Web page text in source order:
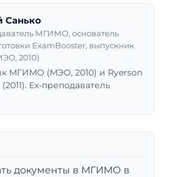
Санько
МГИМО, основатель
ExamBooster, выпускник
2010)
МГИМО (МЭО, 2010) и Ryerson
Ex-преподаватель
документы в МГИМО в